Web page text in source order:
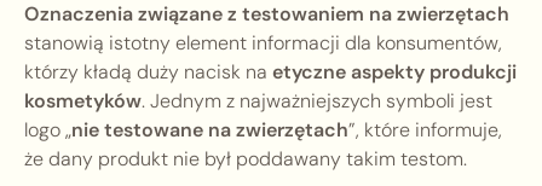
Oznaczenia związane z testowaniem na zwierzętach
stanowią istotny element informacji dla konsumentów,
którzy kładą duży nacisk na etyczne aspekty produkcji
kosmetyków. Jednym z najważniejszych symboli jest
logo „nie testowane na zwierzętach”, które informuje,
że dany produkt nie był poddawany takim testom.